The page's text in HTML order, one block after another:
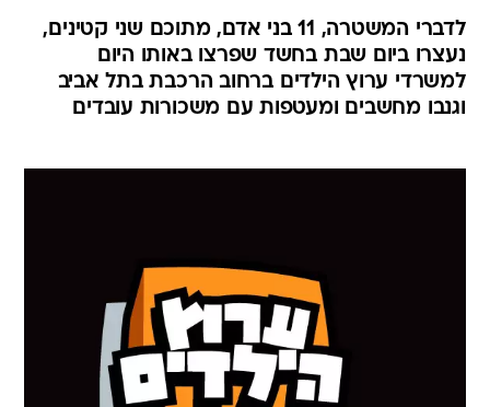
לדברי המשטרה, 11 בני אדם, מתוכם שני קטינים,
נעצרו ביום שבת בחשד שפרצו באותו היום
למשרדי ערוץ הילדים ברחוב הרכבת בתל אביב
וגנבו מחשבים ומעטפות עם משכורות עובדים